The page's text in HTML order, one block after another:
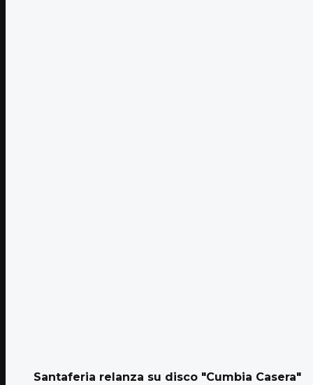
Santaferia relanza su disco "Cumbia Casera"